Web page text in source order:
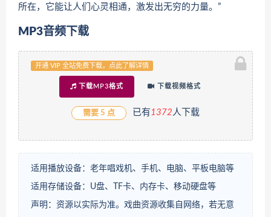
所在，它能让人们心灵相通，激发出无穷的力量。”
MP3音频下载
开通 VIP 全站免费下载，点此了解详情
下载MP3格式 下载视频格式
需要 5 点 已有 1372人下载
适用播放设备：老年唱戏机、手机、电脑、平板电脑等
适用存储设备：U盘、TF卡、内存卡、移动硬盘等
声明：资源以实际为准。戏曲资源收集自网络，若无意